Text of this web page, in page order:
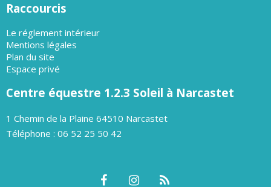
Raccourcis
Le réglement intérieur
Mentions légales
Plan du site
Espace privé
Centre équestre 1.2.3 Soleil à Narcastet
1 Chemin de la Plaine 64510 Narcastet
Téléphone : 06 52 25 50 42